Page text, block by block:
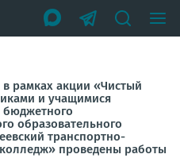
рамках акции «Чистый
и учащимися
бюджетного
образовательного
транспортно-
проведены работы